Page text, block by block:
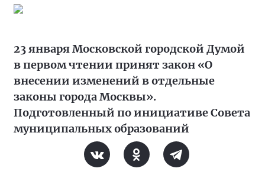
23 января Московской городской Думой
в первом чтении принят закон «О
внесении изменений в отдельные
законы города Москвы».
Подготовленный по инициативе Совета
муниципальных образований